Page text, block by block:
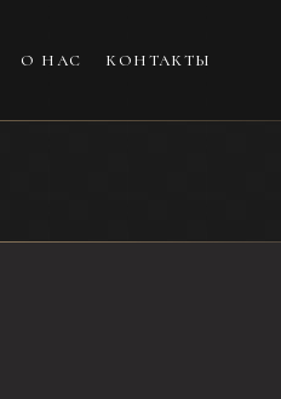
О НАС КОНТАКТЫ